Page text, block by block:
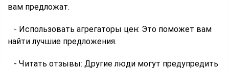
вам предложат.
- Использовать агрегаторы цен: Это поможет вам
найти лучшие предложения.
- Читать отзывы: Другие люди могут предупредить